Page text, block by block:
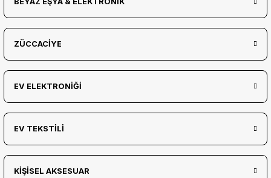
ZÜCCACİYE
EV ELEKTRONİĞİ
EV TEKSTİLİ
KİŞİSEL AKSESUAR